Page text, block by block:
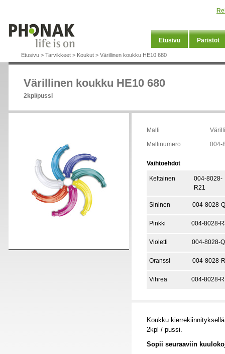
Etusivu Paristot
Etusivu > Tarvikkeet > Koukut > Värillinen koukku HE10 680
Värillinen koukku HE10 680
2kpl/pussi
Malli
Mallinumero
004-
Vaihtoehdot
Keltainen
004-8028-
R21
Sininen 004-8028-
Pinkki 004-8028-
Violetti 004-8028-
Oranssi 004-8028-
Vihreä 004-8028-
Koukku
2kpl / pussi.
Sopii seuraaviin